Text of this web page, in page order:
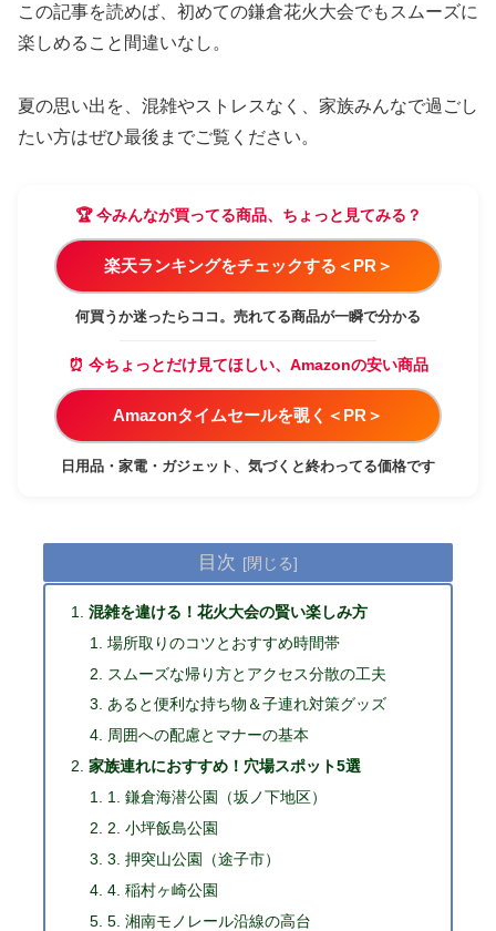
この記事を読めば、初めての鎌倉花火大会でもスムーズに
楽しめること間違いなし。
夏の思い出を、混雑やストレスなく、家族みんなで過ごし
たい方はぜひ最後までご覧ください。
🏆 今みんなが買ってる商品、ちょっと見てみる？
楽天ランキングをチェックする＜PR＞
何買うか迷ったらココ。売れてる商品が一瞬で分かる
⏰ 今ちょっとだけ見てほしい、Amazonの安い商品
Amazonタイムセールを覗く＜PR＞
日用品・家電・ガジェット、気づくと終わってる価格です
目次
混雑を違ける！花火大会の賢い楽しみ方
場所取りのコツとおすすめ時間帯
スムーズな帰り方とアクセス分散の工夫
あると便利な持ち物＆子連れ対策グッズ
周囲への配慮とマナーの基本
家族連れにおすすめ！穴場スポット5選
1. 鎌倉海潜公園（坂ノ下地区）
2. 小坪飯島公園
3. 押突山公園（途子市）
4. 稲村ヶ崎公園
5. 湘南モノレール沿線の高台